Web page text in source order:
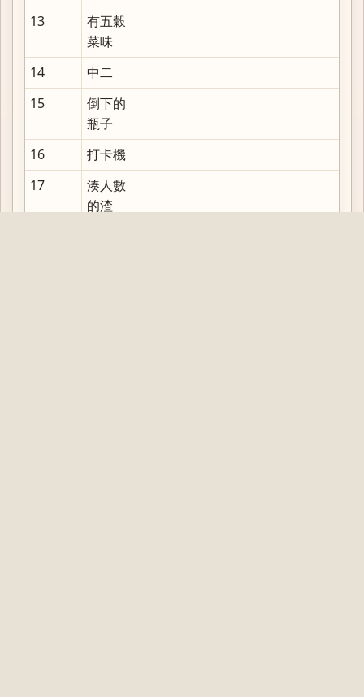
13
有五穀
菜味
14
中二
15
倒下的
瓶子
16
打卡機
17
湊人數
的渣